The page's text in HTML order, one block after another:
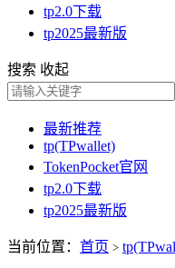
tp2.0下载
tp2025最新版
搜索 收起
最新推荐
tp(TPwallet)
TokenPocket官网
tp2.0下载
tp2025最新版
当前位置： 首页 >